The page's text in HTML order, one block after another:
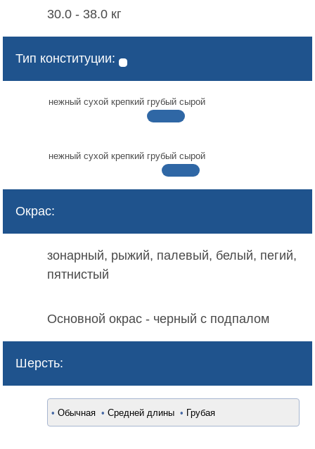
30.0 - 38.0 кг
Тип конституции:
нежный сухой крепкий грубый сырой
нежный сухой крепкий грубый сырой
Окрас:
зонарный, рыжий, палевый, белый, пегий,
пятнистый
Основной окрас - черный с подпалом
Шерсть:
• Обычная • Средней длины • Грубая